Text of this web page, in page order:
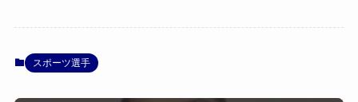
スポーツ選手